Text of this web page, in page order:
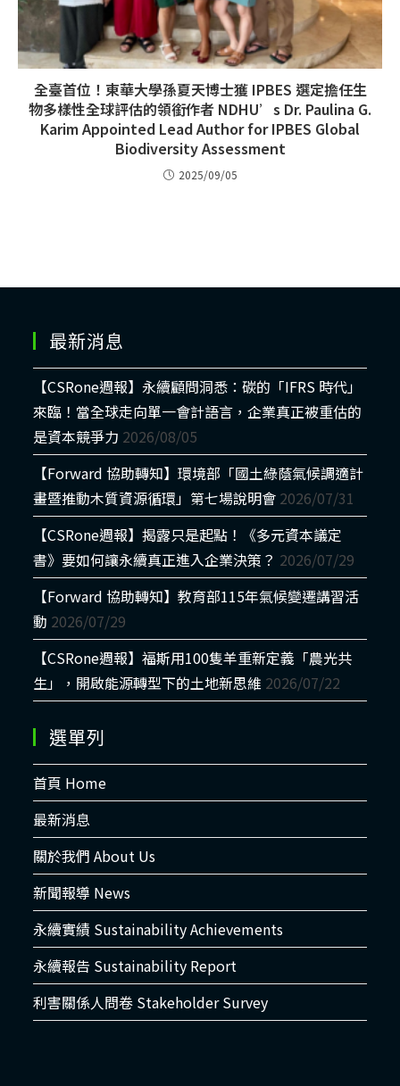
全臺首位！東華大學孫夏天博士獲 IPBES 選定擔任生
物多樣性全球評估的領銜作者 NDHU’s Dr. Paulina G.
Karim Appointed Lead Author for IPBES Global
Biodiversity Assessment
2025/09/05
最新消息
【CSRone週報】永續顧問洞悉：碳的「IFRS 時代」
來臨！當全球走向單一會計語言，企業真正被重估的
是資本競爭力 2026/08/05
【Forward 協助轉知】環境部「國土綠蔭氣候調適計
畫暨推動木質資源循環」第七場說明會 2026/07/31
【CSRone週報】揭露只是起點！《多元資本議定
書》要如何讓永續真正進入企業決策？ 2026/07/29
【Forward 協助轉知】教育部115年氣候變遷講習活
動 2026/07/29
【CSRone週報】福斯用100隻羊重新定義「農光共
生」，開啟能源轉型下的土地新思維 2026/07/22
選單列
首頁 Home
最新消息
關於我們 About Us
新聞報導 News
永續實績 Sustainability Achievements
永續報告 Sustainability Report
利害關係人問卷 Stakeholder Survey